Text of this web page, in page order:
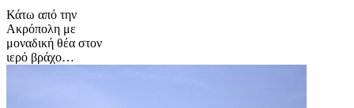
Κάτω από την
Ακρόπολη με
μοναδική θέα στον
ιερό βράχο…